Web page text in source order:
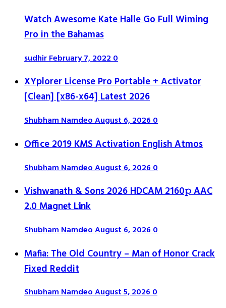
Watch Awesome Kate Halle Go Full Wiming
Pro in the Bahamas
sudhirFebruary 7, 20220
XYplorer License Pro Portable + Activator
[Clean] [x86-x64] Latest 2026
Shubham NamdeoAugust 6, 20260
Office 2019 KMS Activation English Atmos
Shubham NamdeoAugust 6, 20260
Vishwanath & Sons 2026 HDCAM 2160𝚙 AAC
2.0 M𝐚gn𝐞t L𝐢nk
Shubham NamdeoAugust 6, 20260
Mafia: The Old Country – Man of Honor Crack
Fixed Reddit
Shubham NamdeoAugust 5, 20260